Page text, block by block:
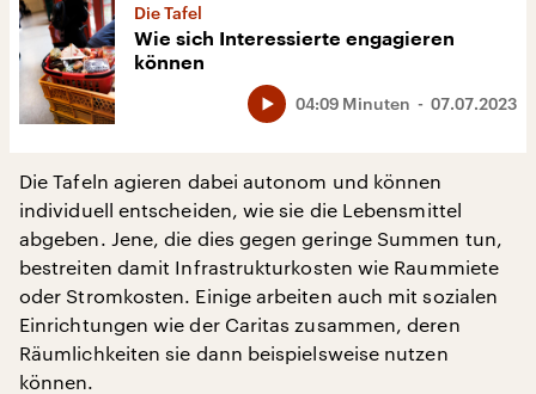
Die Tafel
Wie sich Interessierte engagieren
können
07.07.2023
04:09 Minuten
Die Tafeln agieren dabei autonom und können
individuell entscheiden, wie sie die Lebensmittel
abgeben. Jene, die dies gegen geringe Summen tun,
bestreiten damit Infrastrukturkosten wie Raummiete
oder Stromkosten. Einige arbeiten auch mit sozialen
Einrichtungen wie der Caritas zusammen, deren
Räumlichkeiten sie dann beispielsweise nutzen
können.